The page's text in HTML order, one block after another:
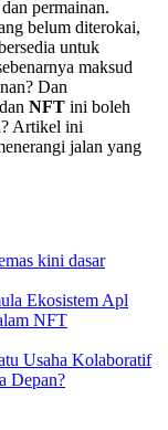
permainan.
belum diterokai,
untuk
maksud
Dan
NFT ini boleh
Artikel ini
jalan yang
kini dasar
Ekosistem Apl
NFT
Usaha Kolaboratif
Depan?